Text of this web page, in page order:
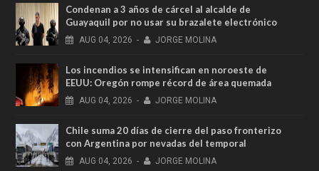
Condenan a 3 años de cárcel al alcalde de
Guayaquil por no usar su brazalete electrónico
AUG 04, 2026 - JORGE MOLINA
Los incendios se intensifican en noroeste de
EEUU: Oregón rompe récord de área quemada
AUG 04, 2026 - JORGE MOLINA
Chile suma 20 días de cierre del paso fronterizo
con Argentina por nevadas del temporal
AUG 04, 2026 - JORGE MOLINA